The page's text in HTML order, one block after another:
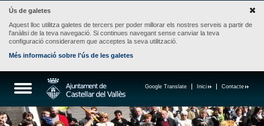
Ús de galetes
Aquest lloc utilitza galetes de tercers per poder millorar els nostres serveis a partir de
l'anàlisi de la teva navegació. Si continues navegant sense canviar la teva
configuració considerarem que acceptes la seva utilització.
Més informació sobre l'ús de les galetes
Contacte
Inici
Google Translate